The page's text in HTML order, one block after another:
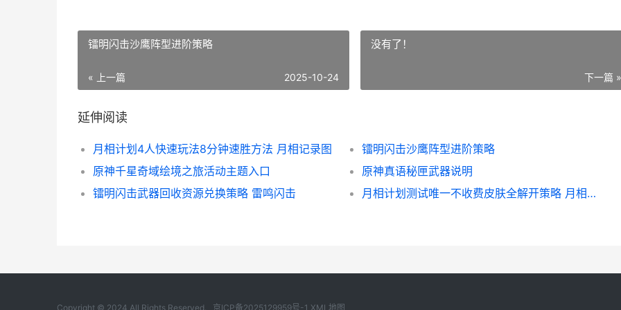
镭明闪击沙鹰阵型进阶策略
« 上一篇 2025-10-24
没有了！
下一篇 »
延伸阅读
月相计划4人快速玩法8分钟速胜方法 月相记录图
镭明闪击沙鹰阵型进阶策略
原神千星奇域绘境之旅活动主题入口
原神真语秘匣武器说明
镭明闪击武器回收资源兑换策略 雷鸣闪击
月相计划测试唯一不收费皮肤全解开策略 月相解析
Copyright © 2024 All Rights Reserved. 京ICP备2025129959号-1 XML地图